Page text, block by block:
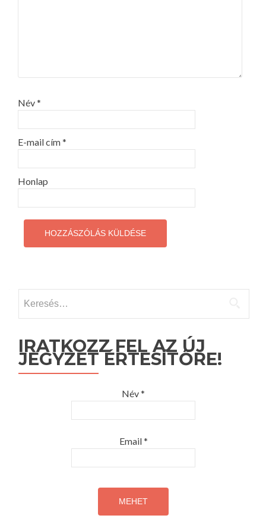
Név*
E-mail cím*
Honlap
IRATKOZZ FEL AZ ÚJ
JEGYZET ÉRTESÍTŐRE!
Név *
Email *